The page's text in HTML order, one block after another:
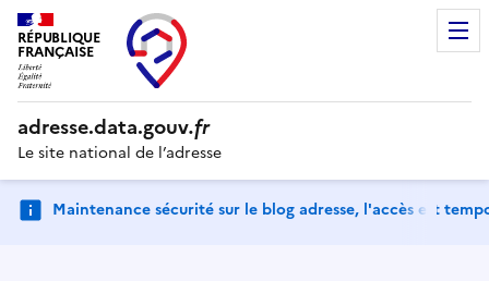
RÉPUBLIQUE
FRANÇAISE
adresse.data.gouv.fr
Le site national de l’adresse
Maintenance sécurité sur le blog adresse, l'accès est